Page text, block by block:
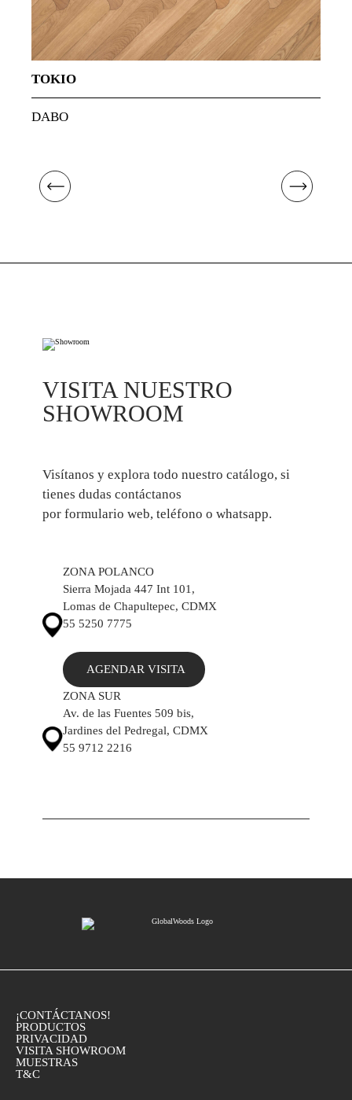
TOKIO
DABO
VISITA NUESTRO
SHOWROOM
Visítanos y explora todo nuestro catálogo, si
tienes dudas contáctanos
por formulario web, teléfono o whatsapp.
ZONA POLANCO
Sierra Mojada 447 Int 101,
Lomas de Chapultepec, CDMX
55 5250 7775
AGENDAR VISITA
ZONA SUR
Av. de las Fuentes 509 bis,
Jardines del Pedregal, CDMX
55 9712 2216
¡CONTÁCTANOS!
PRODUCTOS
PRIVACIDAD
VISITA SHOWROOM
MUESTRAS
T&C